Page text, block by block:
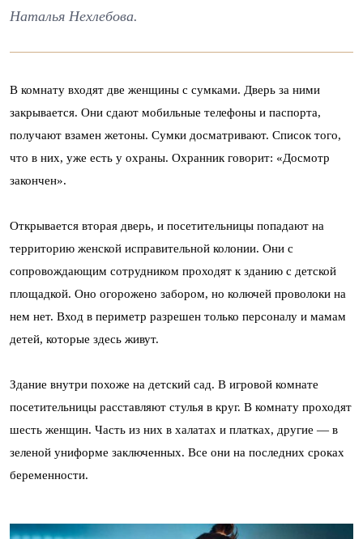
Наталья Нехлебова.
В комнату входят две женщины с сумками. Дверь за ними
закрывается. Они сдают мобильные телефоны и паспорта,
получают взамен жетоны. Сумки досматривают. Список того,
что в них, уже есть у охраны. Охранник говорит: «Досмотр
закончен».
Открывается вторая дверь, и посетительницы попадают на
территорию женской исправительной колонии. Они с
сопровождающим сотрудником проходят к зданию с детской
площадкой. Оно огорожено забором, но колючей проволоки на
нем нет. Вход в периметр разрешен только персоналу и мамам
детей, которые здесь живут.
Здание внутри похоже на детский сад. В игровой комнате
посетительницы расставляют стулья в круг. В комнату проходят
шесть женщин. Часть из них в халатах и платках, другие — в
зеленой униформе заключенных. Все они на последних сроках
беременности.